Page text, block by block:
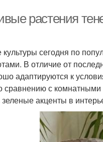
растения
сегодня по
В отличие от
адаптируются к
с комнатными
зеленые акценты в